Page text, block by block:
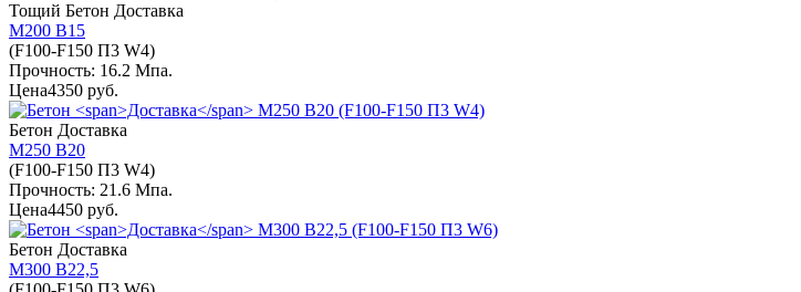
Тощий Бетон Доставка
М200 В15
(F100-F150 П3 W4)
Прочность: 16.2 Мпа.
Цена4350 руб.
Бетон Доставка
М250 В20
(F100-F150 П3 W4)
Прочность: 21.6 Мпа.
Цена4450 руб.
Бетон Доставка
М300 В22,5